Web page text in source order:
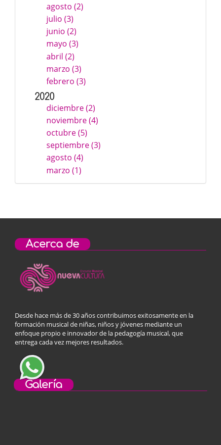
agosto (2)
julio (3)
junio (2)
mayo (3)
abril (2)
marzo (3)
febrero (3)
2020
diciembre (2)
noviembre (4)
octubre (5)
septiembre (3)
agosto (4)
marzo (1)
Acerca de
Desde hace más de 30 años contribuimos exitosamente en la
formación musical de niñas, niños y jóvenes mediante un
enfoque propio e innovador de la pedagogía musical, que
entrega cada vez mejores resultados.
Galería